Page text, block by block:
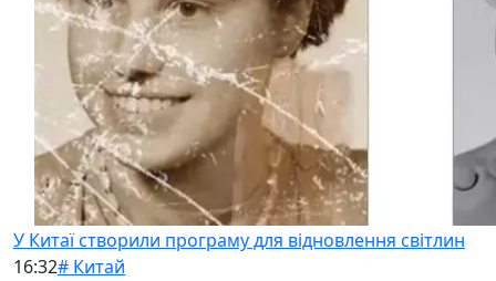
У Китаї створили програму для відновлення світлин
16:32# Китай